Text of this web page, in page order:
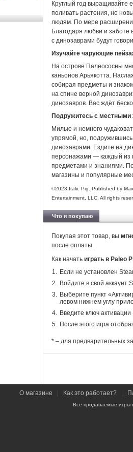
Круглый год выращивайте
поливать растения, но
людям. По мере
Благодаря любви и
с динозаврами будут
Изучайте чарующие
На острове Палеососны
каньонов Арьякотта.
собирая предметы и
на спине верной
динозавров. Вас ждёт
Подружитесь с местными
Милые и немного
упрямой, но,
динозаврами. Ездите на
персонажами — каждый из
предметами и знаниями.
магазины и популярные
©2023 Italic Pig. Published by
Entertainment, LLC. All rights
Что я покупаю
Покупая этот товар, вы
после оплаты.
Как начать играть в Paleo
Если не установлен
Войдите в свой аккаунт
Выберите пункт
левом нижнем углу
Введите ключ
После этого игра
* – для предварительных
О магазине Как это работает?
Все продаваемые игры